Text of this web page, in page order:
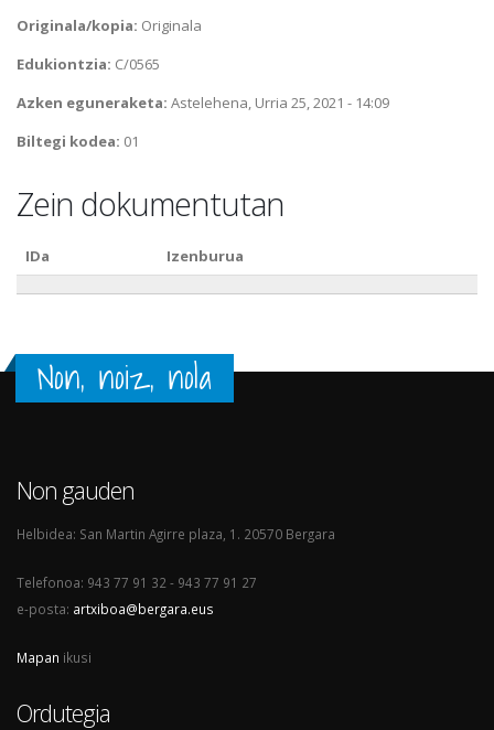
Originala/kopia: Originala
Edukiontzia: C/0565
Azken eguneraketa: Astelehena, Urria 25, 2021 - 14:09
Biltegi kodea: 01
Zein dokumentutan
IDa Izenburua
Non, noiz, nola
Non gauden
Helbidea: San Martin Agirre plaza, 1. 20570 Bergara
Telefonoa: 943 77 91 32 - 943 77 91 27
e-posta: artxiboa@bergara.eus
Mapan ikusi
Ordutegia